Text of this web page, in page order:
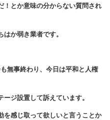
！とか意味の分からない質問され
か弱き業者です。
無事終わり、今日は平和と人権
ジ設置して訴えています。
を感じ取って欲しいと言うことか